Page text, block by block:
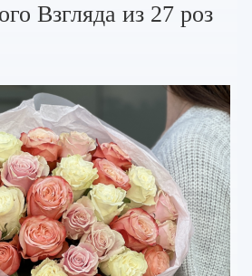
Взгляда из 27 роз